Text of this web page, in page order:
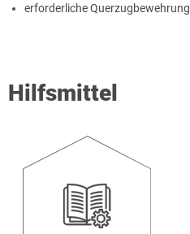
erforderliche Querzugbewehrung
Hilfsmittel